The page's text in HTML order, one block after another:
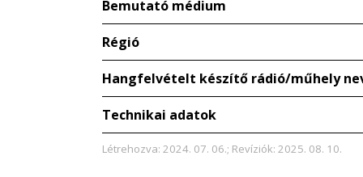
Bemutató médium
Régió
Hangfelvételt készítő rádió/műhely
Technikai adatok
Létrehozva: 2024. 07. 06.; Revíziók: 2025. 08. 10.